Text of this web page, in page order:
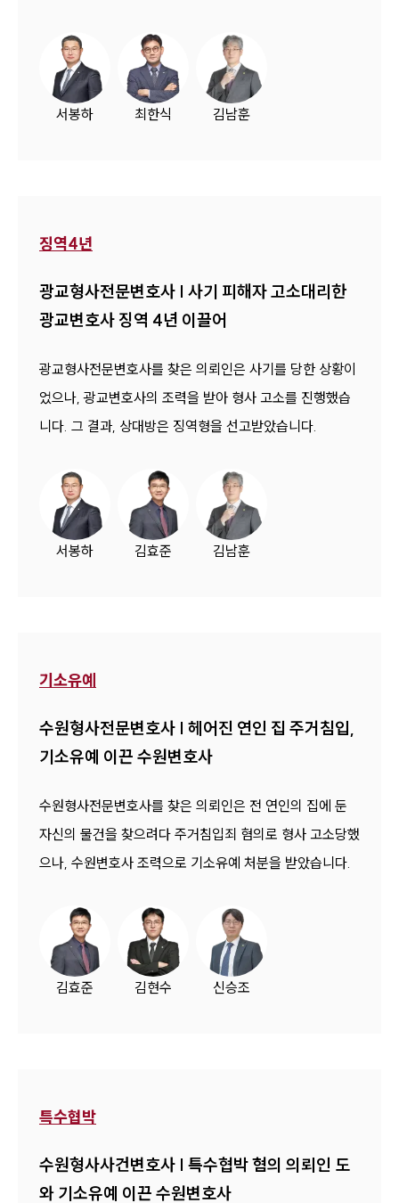
서봉하 최한식 김남훈
징역4년
광교형사전문변호사 | 사기 피해자 고소대리한
광교변호사 징역 4년 이끌어
광교형사전문변호사를 찾은 의뢰인은 사기를 당한 상황이
었으나, 광교변호사의 조력을 받아 형사 고소를 진행했습
니다. 그 결과, 상대방은 징역형을 선고받았습니다.
서봉하 김효준 김남훈
기소유예
수원형사전문변호사 | 헤어진 연인 집 주거침입,
기소유예 이끈 수원변호사
수원형사전문변호사를 찾은 의뢰인은 전 연인의 집에 둔
자신의 물건을 찾으려다 주거침입죄 혐의로 형사 고소당했
으나, 수원변호사 조력으로 기소유예 처분을 받았습니다.
김효준 김현수 신승조
특수협박
수원형사사건변호사 | 특수협박 혐의 의뢰인 도
와 기소유예 이끈 수원변호사